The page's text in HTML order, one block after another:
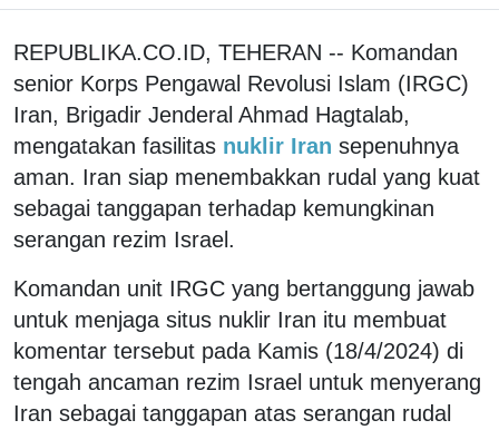
REPUBLIKA.CO.ID, TEHERAN -- Komandan
senior Korps Pengawal Revolusi Islam (IRGC)
Iran, Brigadir Jenderal Ahmad Hagtalab,
mengatakan fasilitas nuklir Iran sepenuhnya
aman. Iran siap menembakkan rudal yang kuat
sebagai tanggapan terhadap kemungkinan
serangan rezim Israel.
Komandan unit IRGC yang bertanggung jawab
untuk menjaga situs nuklir Iran itu membuat
komentar tersebut pada Kamis (18/4/2024) di
tengah ancaman rezim Israel untuk menyerang
Iran sebagai tanggapan atas serangan rudal